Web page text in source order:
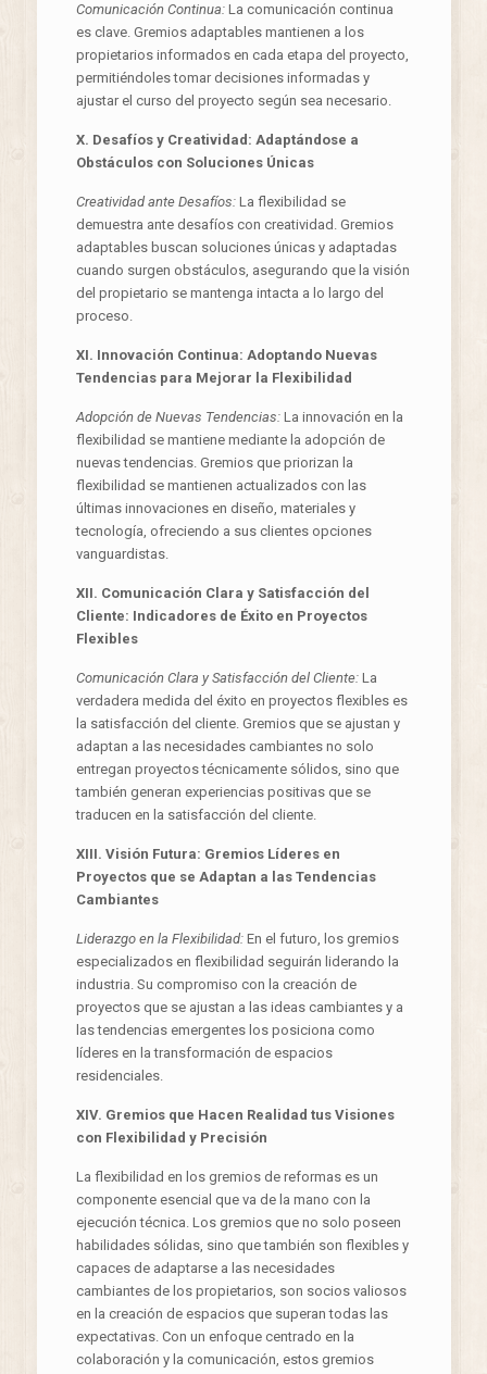
Comunicación Continua:La comunicación continua
es clave. Gremios adaptables mantienen a los
propietarios informados en cada etapa del proyecto,
permitiéndoles tomar decisiones informadas y
ajustar el curso del proyecto según sea necesario.
X. Desafíos y Creatividad: Adaptándose a
Obstáculos con Soluciones Únicas
Creatividad ante Desafíos:La flexibilidad se
demuestra ante desafíos con creatividad. Gremios
adaptables buscan soluciones únicas y adaptadas
cuando surgen obstáculos, asegurando que la visión
del propietario se mantenga intacta a lo largo del
proceso.
XI. Innovación Continua: Adoptando Nuevas
Tendencias para Mejorar la Flexibilidad
Adopción de Nuevas Tendencias:La innovación en la
flexibilidad se mantiene mediante la adopción de
nuevas tendencias. Gremios que priorizan la
flexibilidad se mantienen actualizados con las
últimas innovaciones en diseño, materiales y
tecnología, ofreciendo a sus clientes opciones
vanguardistas.
XII. Comunicación Clara y Satisfacción del
Cliente: Indicadores de Éxito en Proyectos
Flexibles
Comunicación Clara y Satisfacción del Cliente:La
verdadera medida del éxito en proyectos flexibles es
la satisfacción del cliente. Gremios que se ajustan y
adaptan a las necesidades cambiantes no solo
entregan proyectos técnicamente sólidos, sino que
también generan experiencias positivas que se
traducen en la satisfacción del cliente.
XIII. Visión Futura: Gremios Líderes en
Proyectos que se Adaptan a las Tendencias
Cambiantes
Liderazgo en la Flexibilidad:En el futuro, los gremios
especializados en flexibilidad seguirán liderando la
industria. Su compromiso con la creación de
proyectos que se ajustan a las ideas cambiantes y a
las tendencias emergentes los posiciona como
líderes en la transformación de espacios
residenciales.
XIV. Gremios que Hacen Realidad tus Visiones
con Flexibilidad y Precisión
La flexibilidad en los gremios de reformas es un
componente esencial que va de la mano con la
ejecución técnica. Los gremios que no solo poseen
habilidades sólidas, sino que también son flexibles y
capaces de adaptarse a las necesidades
cambiantes de los propietarios, son socios valiosos
en la creación de espacios que superan todas las
expectativas. Con un enfoque centrado en la
colaboración y la comunicación, estos gremios